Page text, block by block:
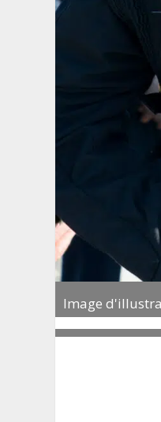
Image